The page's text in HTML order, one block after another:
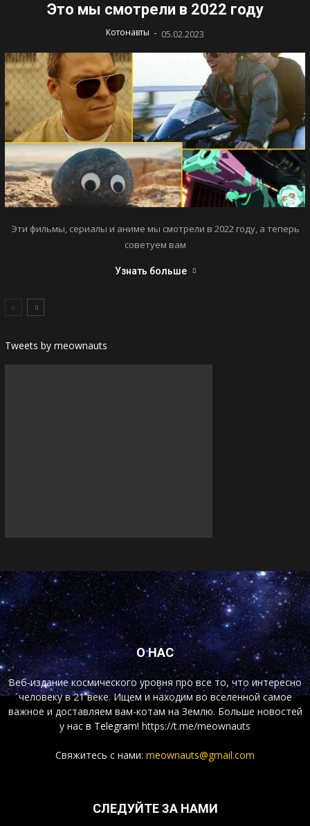
Это мы смотрели в 2022 году
Котонавты - 05.02.2023
Эти фильмы, сериалы и аниме мы смотрели в 2022 году, а теперь
советуем вам
Узнать больше
Tweets by meownauts
О НАС
Веб-издание космического уровня про все то, что интересно
человеку в 21 веке. Ищем и находим во вселенной самое
важное и доставляем вам-котам на Землю. Больше новостей
у нас в Telegram! https://t.me/meownauts
Свяжитесь с нами: meownauts@gmail.com
СЛЕДУЙТЕ ЗА НАМИ